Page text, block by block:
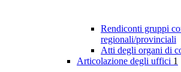
Rendiconti gruppi
regionali/provinciali
Atti degli organi di
Articolazione degli uffici 1